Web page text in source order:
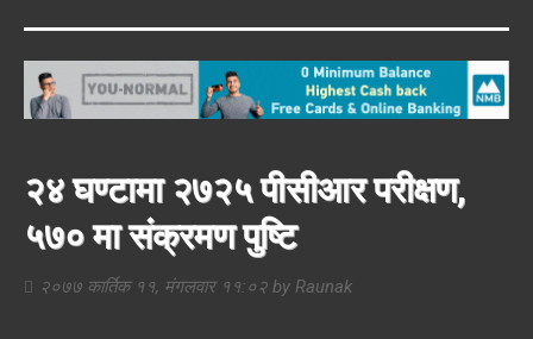
२४ घण्टामा २७२५ पीसीआर परीक्षण,
५७० मा संक्रमण पुष्टि
२०७७ कार्तिक ११, मंगलवार ११:०२ by Raunak